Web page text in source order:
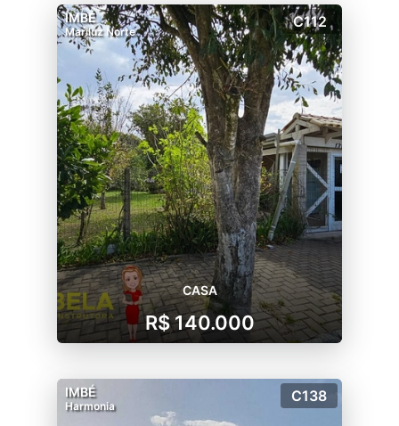
IMBÉ
Mariluz Norte
C112
CASA
R$ 140.000
IMBÉ
Harmonia
C138